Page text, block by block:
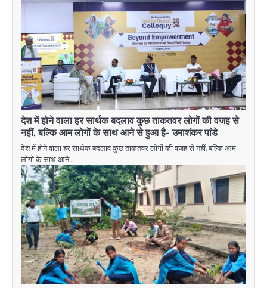
देश में होने वाला हर सार्थक बदलाव कुछ ताकतवर लोगों की वजह से
नहीं, बल्कि आम लोगों के साथ आने से हुआ है- उमाशंकर पांडे
देश में होने वाला हर सार्थक बदलाव कुछ ताकतवर लोगों की वजह से नहीं, बल्कि आम
लोगों के साथ आने…